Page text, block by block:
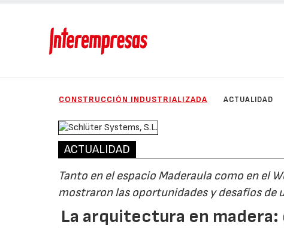
CONSTRUCCIÓN INDUSTRIALIZADA ACTUALIDAD
ACTUALIDAD
Tanto en el espacio Maderaula como en el
mostraron las oportunidades y desafíos de
La arquitectura en madera: